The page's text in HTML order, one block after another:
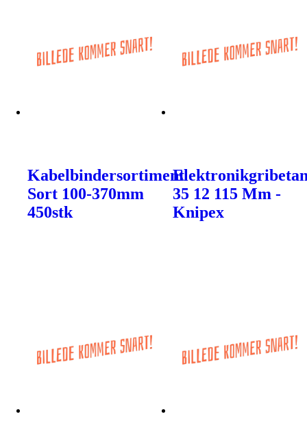
Kabelbindersortiment
Sort 100-370mm
450stk
35 12 115 Mm -
Knipex